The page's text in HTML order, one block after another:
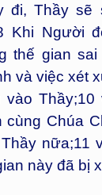
đi, Thầy
Khi Người
thế gian
và việc xét
vào Thầy;10
cùng Chúa
nữa;11
này đã bị